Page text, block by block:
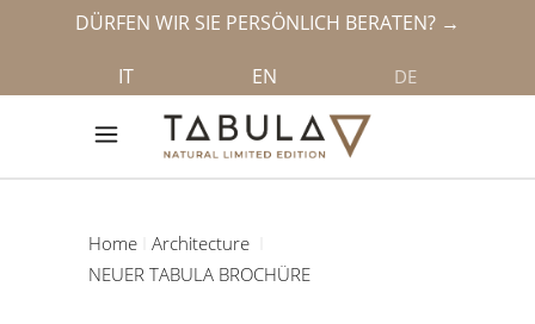
DÜRFEN WIR SIE PERSÖNLICH BERATEN? →
IT EN DE
Home Architecture
NEUER TABULA BROCHÜRE